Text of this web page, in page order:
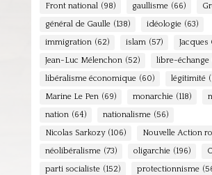
Front national (98) gaullisme (66)
général de Gaulle (138) idéologie (63)
immigration (62) islam (57) Jacques
Jean-Luc Mélenchon (52) libre-échange
libéralisme économique (60) légitimité
Marine Le Pen (69) monarchie (118)
nation (64) nationalisme (56)
Nicolas Sarkozy (106) Nouvelle Action
néolibéralisme (73) oligarchie (196)
parti socialiste (152) protectionnisme